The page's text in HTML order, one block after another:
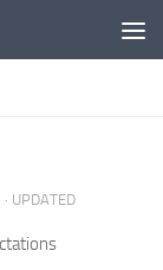
· UPDATED